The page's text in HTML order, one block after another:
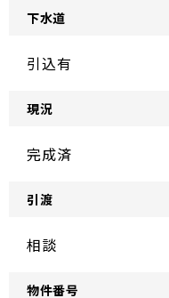
下水道
引込有
現況
完成済
引渡
相談
物件番号